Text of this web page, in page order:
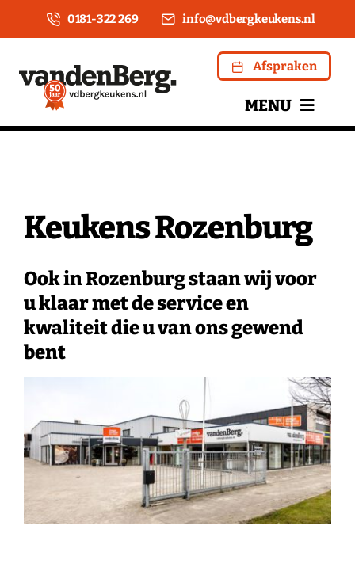
naar
0181-322 269 info@vdbergkeukens.nl
Afspraken
MENU
Keukens
Apparatuur
Kookwinkel
Contact
Keukens Rozenburg
Ook in Rozenburg staan wij voor
u klaar met de service en
kwaliteit die u van ons gewend
bent